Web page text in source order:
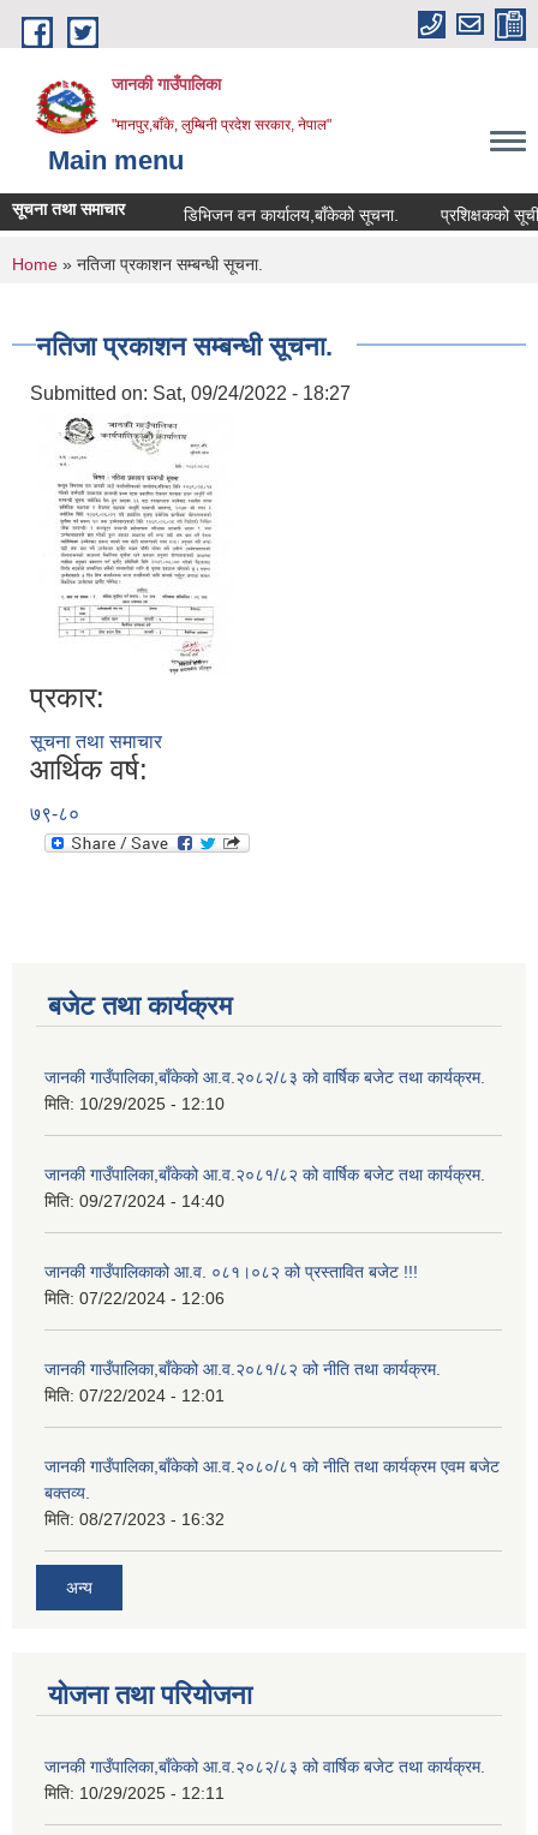
Skip to main content
जानकी गाउँपालिका
"मानपुर,बाँके, लुम्बिनी प्रदेश सरकार, नेपाल"
Main menu
सूचना तथा समाचार डिभिजन वन कार्यालय,बाँकेको सूचना. प्रशिक्षकको सूची
You are here
Home » नतिजा प्रकाशन सम्बन्धी सूचना.
नतिजा प्रकाशन सम्बन्धी सूचना.
Submitted on: Sat, 09/24/2022 - 18:27
प्रकार:
सूचना तथा समाचार
आर्थिक वर्ष:
७९-८०
बजेट तथा कार्यक्रम
जानकी गाउँपालिका,बाँकेको आ.व.२०८२/८३ को वार्षिक बजेट तथा कार्यक्रम.
मिति: 10/29/2025 - 12:10
जानकी गाउँपालिका,बाँकेको आ.व.२०८१/८२ को वार्षिक बजेट तथा कार्यक्रम.
मिति: 09/27/2024 - 14:40
जानकी गाउँपालिकाको आ.व. ०८१।०८२ को प्रस्तावित बजेट !!!
मिति: 07/22/2024 - 12:06
जानकी गाउँपालिका,बाँकेको आ.व.२०८१/८२ को नीति तथा कार्यक्रम.
मिति: 07/22/2024 - 12:01
जानकी गाउँपालिका,बाँकेको आ.व.२०८०/८१ को नीति तथा कार्यक्रम एवम बजेट
बक्तव्य.
मिति: 08/27/2023 - 16:32
अन्य
योजना तथा परियोजना
जानकी गाउँपालिका,बाँकेको आ.व.२०८२/८३ को वार्षिक बजेट तथा कार्यक्रम.
मिति: 10/29/2025 - 12:11